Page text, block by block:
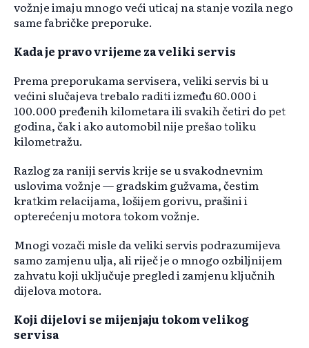
vožnje imaju mnogo veći uticaj na stanje vozila nego
same fabričke preporuke.
Kada je pravo vrijeme za veliki servis
Prema preporukama servisera, veliki servis bi u
većini slučajeva trebalo raditi između 60.000 i
100.000 pređenih kilometara ili svakih četiri do pet
godina, čak i ako automobil nije prešao toliku
kilometražu.
Razlog za raniji servis krije se u svakodnevnim
uslovima vožnje — gradskim gužvama, čestim
kratkim relacijama, lošijem gorivu, prašini i
opterećenju motora tokom vožnje.
Mnogi vozači misle da veliki servis podrazumijeva
samo zamjenu ulja, ali riječ je o mnogo ozbiljnijem
zahvatu koji uključuje pregled i zamjenu ključnih
dijelova motora.
Koji dijelovi se mijenjaju tokom velikog
servisa